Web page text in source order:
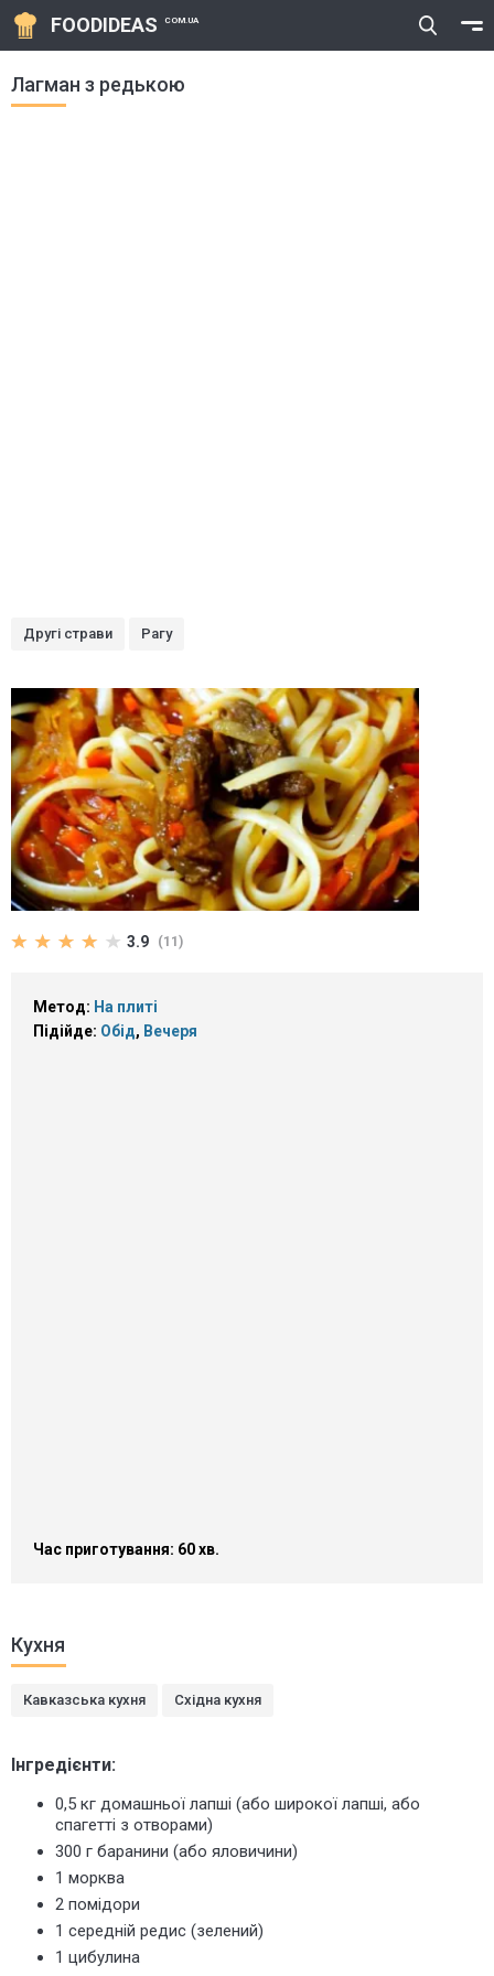
FOODIDEAS COM.UA
Лагман з редькою
Другі страви Рагу
3.9 (11)
Метод: На плиті
Підійде: Обід, Вечеря
Час приготування: 60 хв.
Кухня
Кавказська кухня Східна кухня
Інгредієнти:
0,5 кг домашньої лапші (або широкої лапші, або
спагетті з отворами)
300 г баранини (або яловичини)
1 морква
2 помідори
1 середній редис (зелений)
1 цибулина